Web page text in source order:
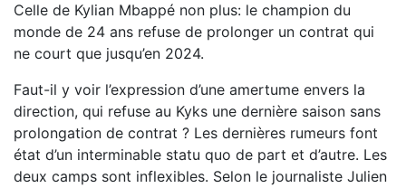
Celle de Kylian Mbappé non plus: le champion du
monde de 24 ans refuse de prolonger un contrat qui
ne court que jusqu’en 2024.
Faut-il y voir l’expression d’une amertume envers la
direction, qui refuse au Kyks une dernière saison sans
prolongation de contrat ? Les dernières rumeurs font
état d’un interminable statu quo de part et d’autre. Les
deux camps sont inflexibles. Selon le journaliste Julien